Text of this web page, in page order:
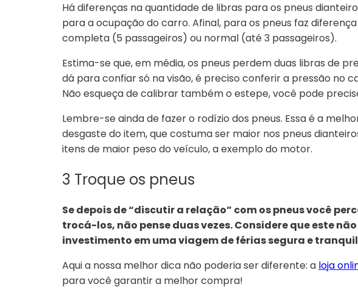
Há diferenças na quantidade de libras para os pneus
para a ocupação do carro. Afinal, para os pneus faz
completa (5 passageiros) ou normal (até 3 passageiros).
Estima-se que, em média, os pneus perdem duas libras de
dá para confiar só na visão, é preciso conferir a pressão no
Não esqueça de calibrar também o estepe, você pode
Lembre-se ainda de fazer o rodízio dos pneus. Essa é a
desgaste do item, que costuma ser maior nos pneus
itens de maior peso do veículo, a exemplo do motor.
3 Troque os pneus
Se depois de “discutir a relação” com os pneus você
trocá-los, não pense duas vezes. Considere que este
investimento em uma viagem de férias segura e
Aqui a nossa melhor dica não poderia ser diferente: a loja
para você garantir a melhor compra!